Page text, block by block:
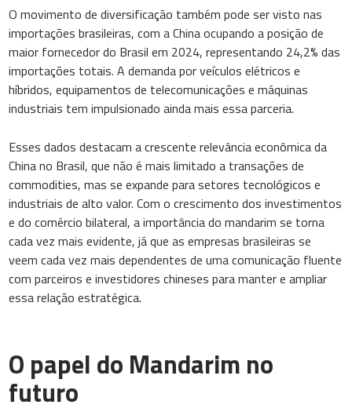
O movimento de diversificação também pode ser visto nas
importações brasileiras, com a China ocupando a posição de
maior fornecedor do Brasil em 2024, representando 24,2% das
importações totais. A demanda por veículos elétricos e
híbridos, equipamentos de telecomunicações e máquinas
industriais tem impulsionado ainda mais essa parceria.
Esses dados destacam a crescente relevância econômica da
China no Brasil, que não é mais limitado a transações de
commodities, mas se expande para setores tecnológicos e
industriais de alto valor. Com o crescimento dos investimentos
e do comércio bilateral, a importância do mandarim se torna
cada vez mais evidente, já que as empresas brasileiras se
veem cada vez mais dependentes de uma comunicação fluente
com parceiros e investidores chineses para manter e ampliar
essa relação estratégica.
O papel do Mandarim no
futuro